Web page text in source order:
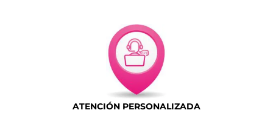
ATENCIÓN PERSONALIZADA